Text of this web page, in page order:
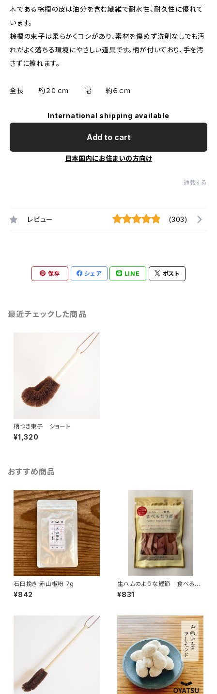
木である棕櫚の皮は油分を含む繊維で耐水性、耐久性に優れて
います。
棕櫚の束子は柔らかくコシがあり、素材を傷めず洗剤なしでも汚
れがよく落ちる環境にやさしい道具です。柄が付いており、手を汚
さずに擦れます。
全長 約２０ｃｍ 幅 約６ｃｍ
International shipping available
Add to cart
日本国内にお住まいの方向け
通報する
レビュー (303)
保存 シェア LINE ポスト
最近チェックした商品
柄つき束子 ショート
¥1,320
おすすめ商品
石臼挽き 赤山椒粉 7g
¥842
生ハムのような鰹節 食べる削
り節
¥831